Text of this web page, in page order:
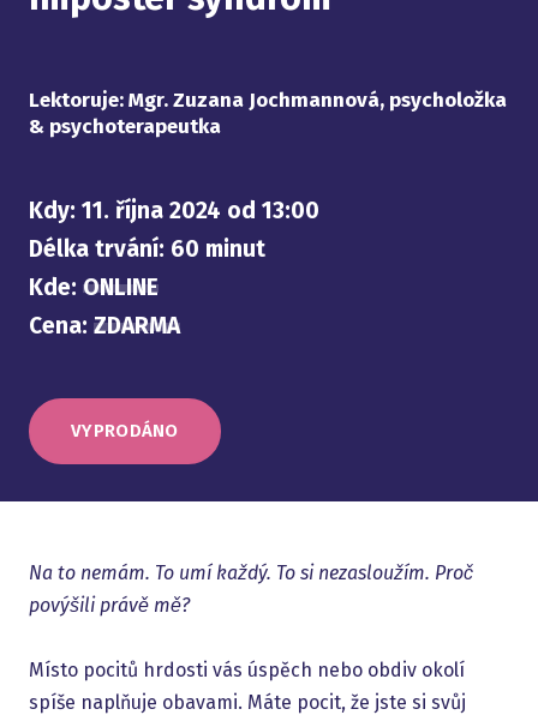
Lektoruje: Mgr. Zuzana Jochmannová, psycholožka
& psychoterapeutka
Kdy: 11. října 2024 od 13:00
Délka trvání: 60 minut
Kde: ONLINE
Cena: ZDARMA
VYPRODÁNO
Na to nemám. To umí každý. To si nezasloužím. Proč
povýšili právě mě?
Místo pocitů hrdosti vás úspěch nebo obdiv okolí
spíše naplňuje obavami. Máte pocit, že jste si svůj